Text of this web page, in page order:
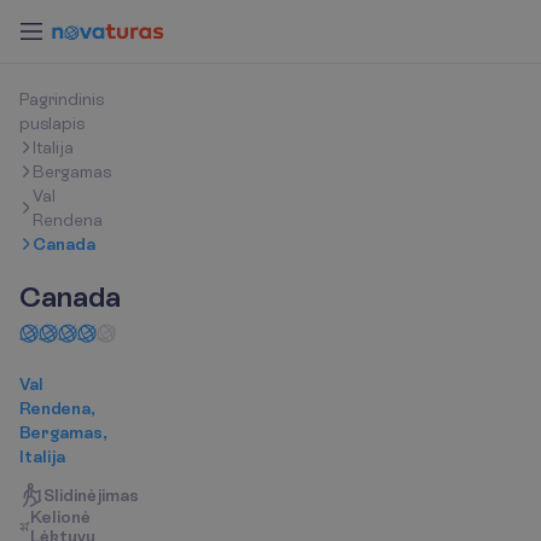
Pagrindinis
puslapis
Italija
Bergamas
Val
Rendena
Canada
Canada
Val
Rendena,
Bergamas,
Italija
Slidinėjimas
Kelionė
L ėktuvu